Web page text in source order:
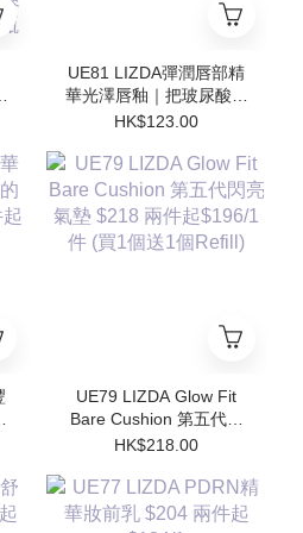
UE81 LIZDA彈潤唇部精
華光澤唇釉｜把玻尿酸塗
在嘴唇上💧 $123/1 兩支
HK$123.00
UE79 LIZDA Glow Fit
Bare Cushion 第五代閃
亮氣墊 $218 兩件起
Refill)
HK$218.00